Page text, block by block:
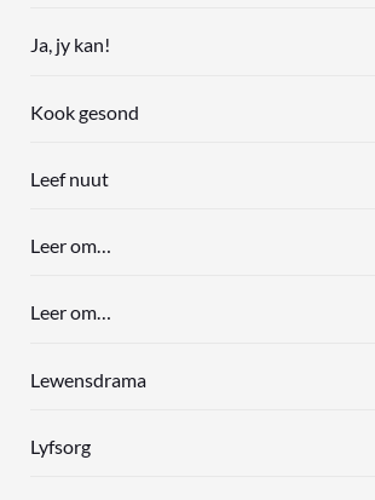
Ja, jy kan!
Kook gesond
Leef nuut
Leer om…
Leer om…
Lewensdrama
Lyfsorg